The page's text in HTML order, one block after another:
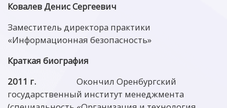
Ковалев Денис Сергеевич
Заместитель директора практики
«Информационная безопасность»
Краткая биография
2011 г. Окончил Оренбургский
государственный институт менеджмента